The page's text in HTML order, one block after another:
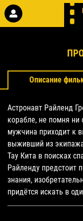
Описание
Астронавт Райленд
корабле, не помня
мужчина приходит к
выживший из
Тау Кита в поисках
Райленду предстоит
знания,
придётся искать в